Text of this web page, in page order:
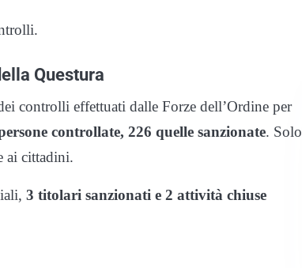
Questura
controlli effettuati dalle Forze dell’Ordine per
controllate, 226 quelle sanzionate. Solo
ai cittadini.
3 titolari sanzionati e 2 attività chiuse